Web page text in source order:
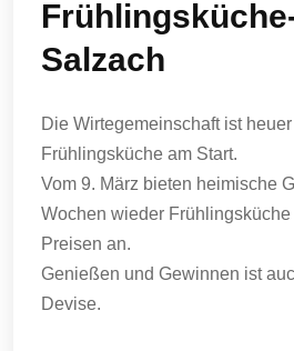
Salzach
Die Wirtegemeinschaft ist
Frühlingsküche am Start.
Vom 9. März bieten heimische
Wochen wieder
Preisen an.
Genießen und Gewinnen ist
Devise.